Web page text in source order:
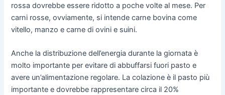
rossa dovrebbe essere ridotto a poche volte al mese. Per
carni rosse, ovviamente, si intende carne bovina come
vitello, manzo e carne di ovini e suini.
Anche la distribuzione dell’energia durante la giornata è
molto importante per evitare di abbuffarsi fuori pasto e
avere un’alimentazione regolare. La colazione è il pasto più
importante e dovrebbe rappresentare circa il 20%